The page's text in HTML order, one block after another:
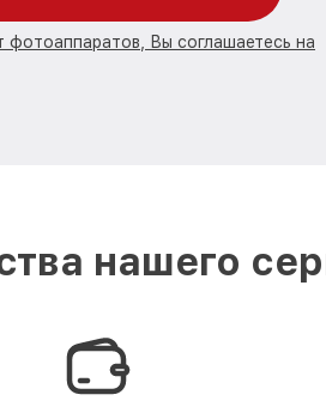
фотоаппаратов, Вы соглашаетесь на
нашего